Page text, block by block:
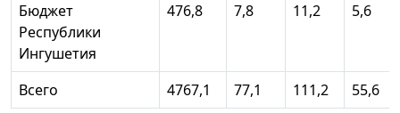
Бюджет
Республики
Ингушетия
476,8 7,8 11,2 5,6
Всего 4767,1 77,1 111,2 55,6